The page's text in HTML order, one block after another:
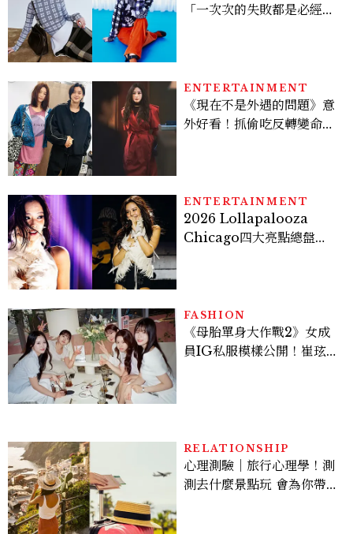
「一次次的失敗都是必經過
ENTERTAINMENT
《現在不是外遇的問題》意
外好看！抓偷吃反轉變命
看點懶人包
ENTERTAINMENT
2026 Lollapalooza
Chicago四大亮點總盤
FASHION
《母胎單身大作戰2》女成
員IG私服模樣公開！崔玹諝
RELATIONSHIP
心理測驗｜旅行心理學！測
測去什麼景點玩 會為你帶來